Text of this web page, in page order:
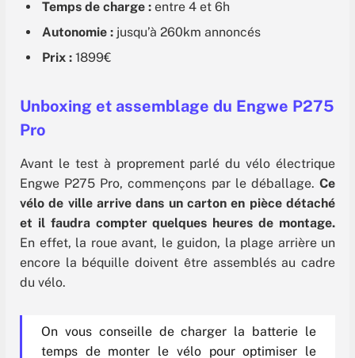
Temps de charge : entre 4 et 6h
Autonomie : jusqu’à 260km annoncés
Prix : 1899€
Unboxing et assemblage du Engwe P275
Pro
Avant le test à proprement parlé du vélo électrique
Engwe P275 Pro, commençons par le déballage. Ce
vélo de ville arrive dans un carton en pièce détaché
et il faudra compter quelques heures de montage.
En effet, la roue avant, le guidon, la plage arrière un
encore la béquille doivent être assemblés au cadre
du vélo.
On vous conseille de charger la batterie le
temps de monter le vélo pour optimiser le